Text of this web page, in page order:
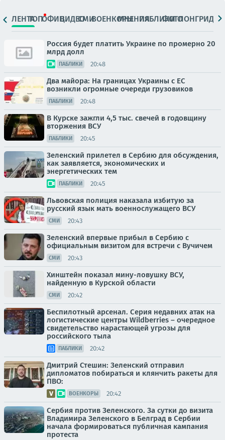
ЛЕНТАТОПОФИЦ.ВИДЕОСМИВОЕНКОРЫМНЕНИЯПАБЛИКИ
ФОТОЛОНГРИДЫ
Россия будет платить Украине по промерно 20
млрд долл
ПАБЛИКИ 20:48
Два майора: На границах Украины с ЕС
возникли огромные очереди грузовиков
ПАБЛИКИ 20:48
В Курске зажгли 4,5 тыс. свечей в годовщину
вторжения ВСУ
ПАБЛИКИ 20:45
Зеленский прилетел в Сербию для обсуждения,
как заявляется, экономических и
энергетических тем
ПАБЛИКИ 20:45
Львовская полиция наказала избитую за
русский язык мать военнослужащего ВСУ
СМИ 20:43
Зеленский впервые прибыл в Сербию с
официальным визитом для встречи с Вучичем
СМИ 20:43
Хинштейн показал мину-ловушку ВСУ,
найденную в Курской области
СМИ 20:42
Беспилотный арсенал. Серия недавних атак на
логистические центры Wildberries – очередное
свидетельство нарастающей угрозы для
российского тыла
ПАБЛИКИ 20:42
Дмитрий Стешин: Зеленский отправил
дипломатов побираться и клянчить ракеты для
ПВО:
ВОЕНКОРЫ 20:42
Сербия против Зеленского. За сутки до визита
Владимира Зеленского в Белград в Сербии
начала формироваться публичная кампания
протеста